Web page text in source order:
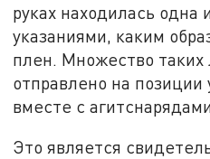
руках находилась одна
указаниями, каким
плен. Множество таких
отправлено на позиции
вместе с
Это является